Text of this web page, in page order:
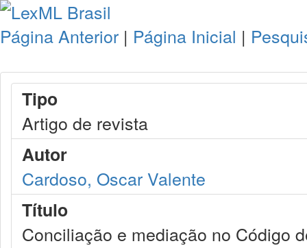
Página Anterior | Página Inicial |
Tipo
Artigo de revista
Autor
Cardoso, Oscar Valente
Título
Conciliação e mediação no Código